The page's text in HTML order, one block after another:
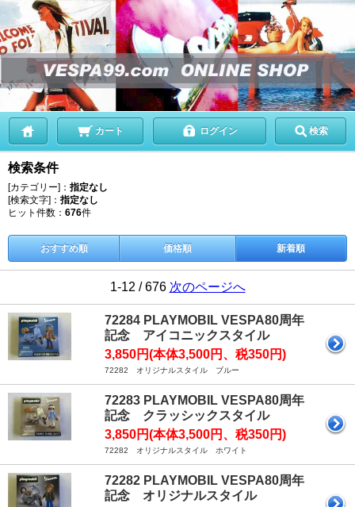
カート ログイン 検索
検索条件
[カテゴリー]： 指定なし
[検索文字]： 指定なし
ヒット件数： 676件
おすすめ順 価格順 新着順
1-12 / 676 次のページへ
72284 PLAYMOBIL VESPA80周年
記念 アイコニックスタイル
3,850円(本体3,500円、税350円)
72282 オリジナルスタイル ブルー
72283 PLAYMOBIL VESPA80周年
記念 クラッシックスタイル
3,850円(本体3,500円、税350円)
72282 オリジナルスタイル ホワイト
72282 PLAYMOBIL VESPA80周年
記念 オリジナルスタイル